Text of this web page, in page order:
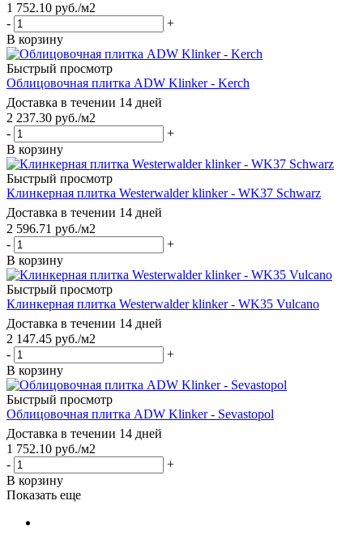
1 752.10 руб./м2
-
+
В корзину
Быстрый просмотр
Облицовочная плитка ADW Klinker - Kerch
Доставка в течении 14 дней
2 237.30 руб./м2
-
+
В корзину
Быстрый просмотр
Клинкерная плитка Westerwalder klinker - WK37 Schwarz
Доставка в течении 14 дней
2 596.71 руб./м2
-
+
В корзину
Быстрый просмотр
Клинкерная плитка Westerwalder klinker - WK35 Vulcano
Доставка в течении 14 дней
2 147.45 руб./м2
-
+
В корзину
Быстрый просмотр
Облицовочная плитка ADW Klinker - Sevastopol
Доставка в течении 14 дней
1 752.10 руб./м2
-
+
В корзину
Показать еще